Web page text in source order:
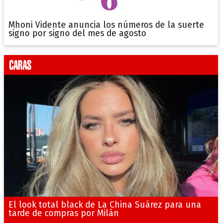
Mhoni Vidente anuncia los números de la suerte
signo por signo del mes de agosto
El look total black de La China Suárez para una
tarde de compras por Milán